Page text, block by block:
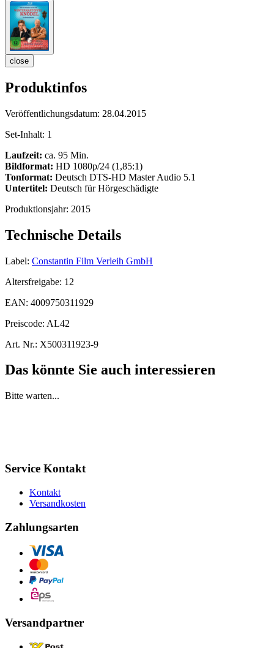
close
Produktinfos
Veröffentlichungsdatum: 28.04.2015
Set-Inhalt: 1
Laufzeit: ca. 95 Min.
Bildformat: HD 1080p/24 (1,85:1)
Tonformat: Deutsch DTS-HD Master Audio 5.1
Untertitel: Deutsch für Hörgeschädigte
Produktionsjahr: 2015
Technische Details
Label: Constantin Film Verleih GmbH
Altersfreigabe: 12
EAN: 4009750311929
Preiscode: AL42
Art. Nr.: X500311923-9
Das könnte Sie auch interessieren
Bitte warten...
Service Kontakt
Kontakt
Versandkosten
Zahlungsarten
Versandpartner